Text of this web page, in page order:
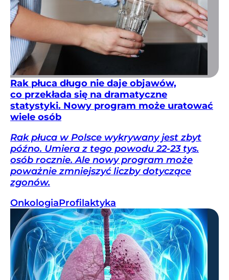
Rak płuca długo nie daje objawów,
co przekłada się na dramatyczne
statystyki. Nowy program może uratować
wiele osób
Rak płuca w Polsce wykrywany jest zbyt
późno. Umiera z tego powodu 22-23 tys.
osób rocznie. Ale nowy program może
poważnie zmniejszyć liczby dotyczące
zgonów.
OnkologiaProfilaktyka